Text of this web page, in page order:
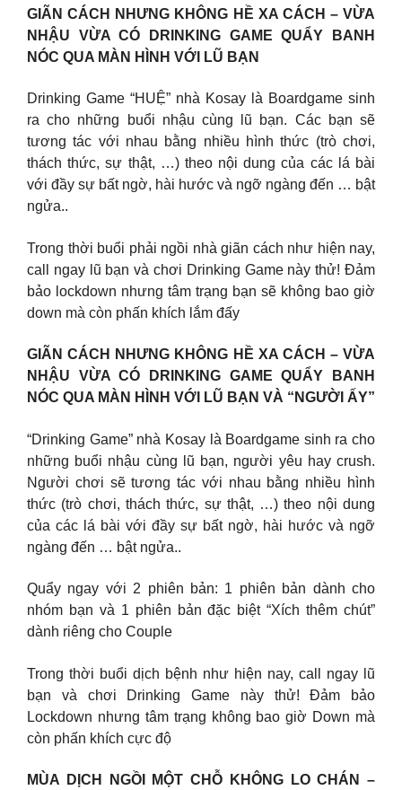
GIÃN CÁCH NHƯNG KHÔNG HỀ XA CÁCH – VỪA
NHẬU VỪA CÓ DRINKING GAME QUẨY BANH
NÓC QUA MÀN HÌNH VỚI LŨ BẠN
Drinking Game “HUỆ” nhà Kosay là Boardgame sinh
ra cho những buổi nhậu cùng lũ bạn. Các bạn sẽ
tương tác với nhau bằng nhiều hình thức (trò chơi,
thách thức, sự thật, …) theo nội dung của các lá bài
với đầy sự bất ngờ, hài hước và ngỡ ngàng đến … bật
ngửa..
Trong thời buổi phải ngồi nhà giãn cách như hiện nay,
call ngay lũ bạn và chơi Drinking Game này thử! Đảm
bảo lockdown nhưng tâm trạng bạn sẽ không bao giờ
down mà còn phấn khích lắm đấy
GIÃN CÁCH NHƯNG KHÔNG HỀ XA CÁCH – VỪA
NHẬU VỪA CÓ DRINKING GAME QUẨY BANH
NÓC QUA MÀN HÌNH VỚI LŨ BẠN VÀ “NGƯỜI ẤY”
“Drinking Game” nhà Kosay là Boardgame sinh ra cho
những buổi nhậu cùng lũ bạn, người yêu hay crush.
Người chơi sẽ tương tác với nhau bằng nhiều hình
thức (trò chơi, thách thức, sự thật, …) theo nội dung
của các lá bài với đầy sự bất ngờ, hài hước và ngỡ
ngàng đến … bật ngửa..
Quẩy ngay với 2 phiên bản: 1 phiên bản dành cho
nhóm bạn và 1 phiên bản đặc biệt “Xích thêm chút”
dành riêng cho Couple
Trong thời buổi dịch bệnh như hiện nay, call ngay lũ
bạn và chơi Drinking Game này thử! Đảm bảo
Lockdown nhưng tâm trạng không bao giờ Down mà
còn phấn khích cực độ
MÙA DỊCH NGỒI MỘT CHỖ KHÔNG LO CHÁN –